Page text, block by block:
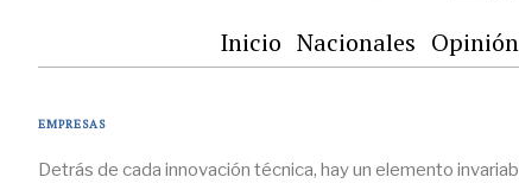
Inicio Nacionales Opinión
EMPRESAS
Detrás de cada innovación técnica, hay un elemento